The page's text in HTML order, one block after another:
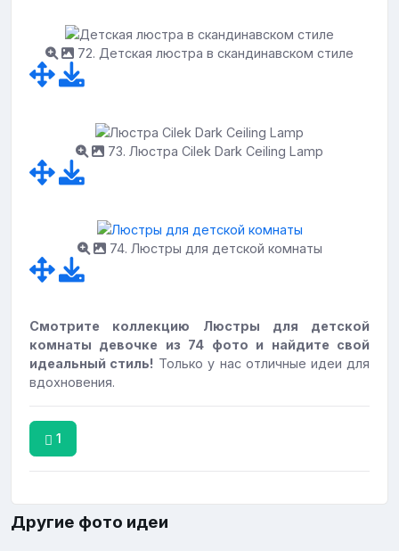
72. Детская люстра в скандинавском стиле
73. Люстра Cilek Dark Ceiling Lamp
74. Люстры для детской комнаты
Смотрите коллекцию Люстры для детской
комнаты девочке из 74 фото и найдите свой
идеальный стиль! Только у нас отличные идеи для
вдохновения.
1
Другие фото идеи